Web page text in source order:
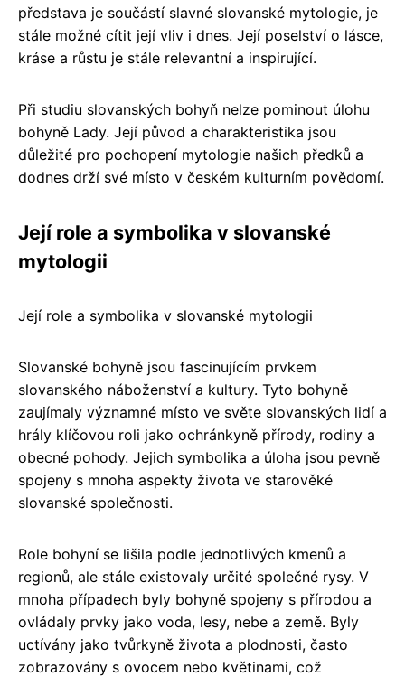
představa je součástí slavné slovanské mytologie, je
stále možné cítit její vliv i dnes. Její poselství o lásce,
kráse a růstu je stále relevantní a inspirující.
Při studiu slovanských bohyň nelze pominout úlohu
bohyně Lady. Její původ a charakteristika jsou
důležité pro pochopení mytologie našich předků a
dodnes drží své místo v českém kulturním povědomí.
Její role a symbolika v slovanské
mytologii
Její role a symbolika v slovanské mytologii
Slovanské bohyně jsou fascinujícím prvkem
slovanského náboženství a kultury. Tyto bohyně
zaujímaly významné místo ve světe slovanských lidí a
hrály klíčovou roli jako ochránkyně přírody, rodiny a
obecné pohody. Jejich symbolika a úloha jsou pevně
spojeny s mnoha aspekty života ve starověké
slovanské společnosti.
Role bohyní se lišila podle jednotlivých kmenů a
regionů, ale stále existovaly určité společné rysy. V
mnoha případech byly bohyně spojeny s přírodou a
ovládaly prvky jako voda, lesy, nebe a země. Byly
uctívány jako tvůrkyně života a plodnosti, často
zobrazovány s ovocem nebo květinami, což